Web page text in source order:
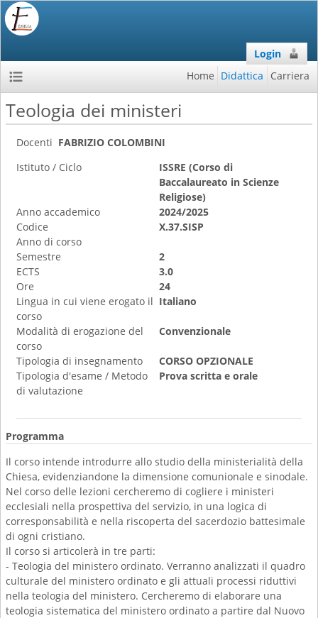
Login
Home Didattica Carriera
Teologia dei ministeri
Docenti FABRIZIO COLOMBINI
Istituto / Ciclo
ISSRE (Corso di
Baccalaureato in Scienze
Religiose)
Anno accademico
2024/2025
Codice
X.37.SISP
Anno di corso
Semestre
2
ECTS
3.0
Ore
24
Lingua in cui viene erogato il
corso
Italiano
Modalità di erogazione del
corso
Convenzionale
Tipologia di insegnamento
CORSO OPZIONALE
Tipologia d'esame / Metodo
di valutazione
Prova scritta e orale
Programma
Il corso intende introdurre allo studio della ministerialità della
Chiesa, evidenziandone la dimensione comunionale e sinodale.
Nel corso delle lezioni cercheremo di cogliere i ministeri
ecclesiali nella prospettiva del servizio, in una logica di
corresponsabilità e nella riscoperta del sacerdozio battesimale
di ogni cristiano.
Il corso si articolerà in tre parti:
- Teologia del ministero ordinato. Verranno analizzati il quadro
culturale del ministero ordinato e gli attuali processi riduttivi
nella teologia del ministero. Cercheremo di elaborare una
teologia sistematica del ministero ordinato a partire dal Nuovo